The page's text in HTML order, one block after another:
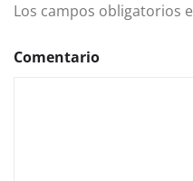
Los campos obligatorios
Comentario